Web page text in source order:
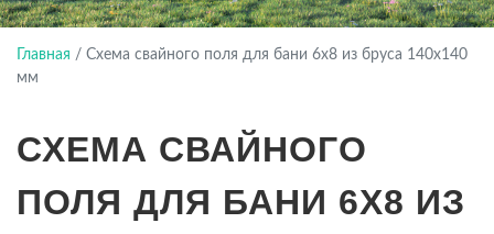
Главная / Схема свайного поля для бани 6х8 из бруса 140х140
мм
СХЕМА СВАЙНОГО
ПОЛЯ ДЛЯ БАНИ 6Х8 ИЗ